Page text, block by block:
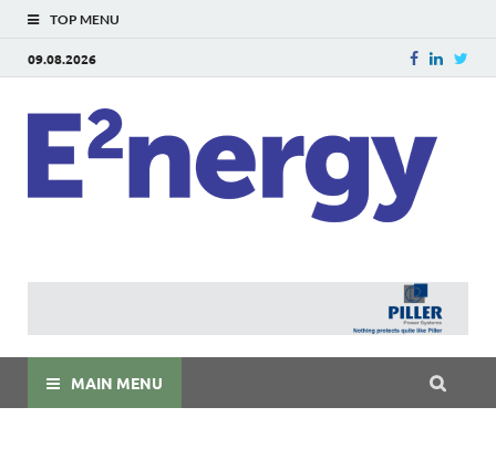
TOP MENU
09.08.2026
MAIN MENU